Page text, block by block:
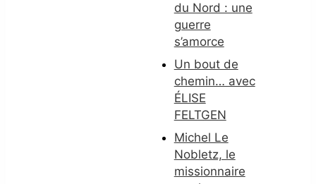
du Nord : une
guerre
s’amorce
Un bout de
chemin… avec
ÉLISE
FELTGEN
Michel Le
Nobletz, le
missionnaire